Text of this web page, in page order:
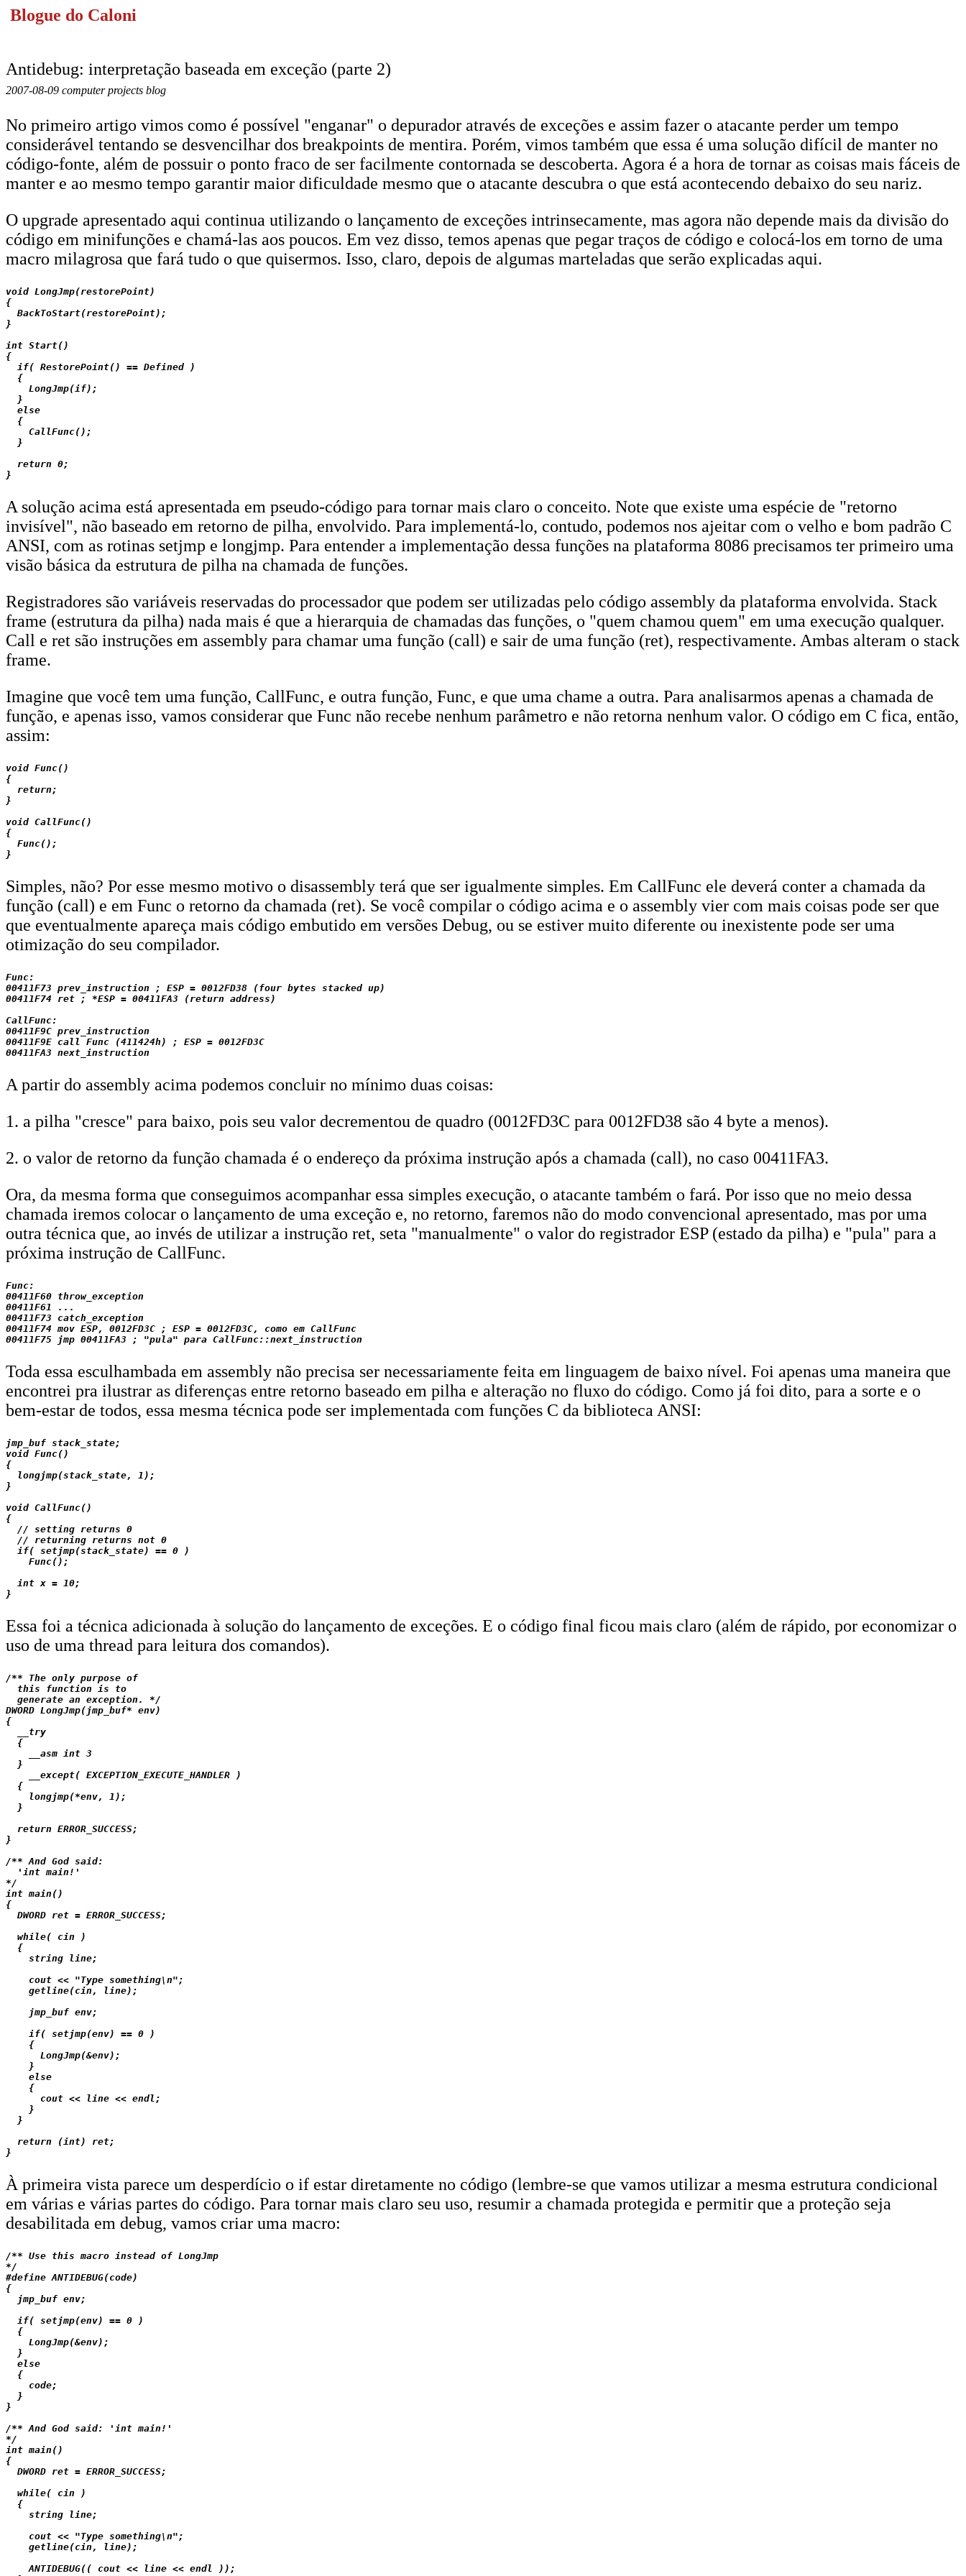
Blogue do Caloni
Antidebug: interpretação baseada em exceção (parte 2)
2007-08-09 computer projects blog
No primeiro artigo vimos como é possível "enganar" o depurador através de exceções e assim fazer o atacante perder um tempo
considerável tentando se desvencilhar dos breakpoints de mentira. Porém, vimos também que essa é uma solução difícil de manter no
código-fonte, além de possuir o ponto fraco de ser facilmente contornada se descoberta. Agora é a hora de tornar as coisas mais fáceis de
manter e ao mesmo tempo garantir maior dificuldade mesmo que o atacante descubra o que está acontecendo debaixo do seu nariz.
O upgrade apresentado aqui continua utilizando o lançamento de exceções intrinsecamente, mas agora não depende mais da divisão do
código em minifunções e chamá-las aos poucos. Em vez disso, temos apenas que pegar traços de código e colocá-los em torno de uma
macro milagrosa que fará tudo o que quisermos. Isso, claro, depois de algumas marteladas que serão explicadas aqui.
void LongJmp(restorePoint)
{
  BackToStart(restorePoint);
}
int Start()
{
  if( RestorePoint() == Defined )
  {
    LongJmp(if);
  }
  else
  {
    CallFunc();
  }
  return 0;
A solução acima está apresentada em pseudo-código para tornar mais claro o conceito. Note que existe uma espécie de "retorno
invisível", não baseado em retorno de pilha, envolvido. Para implementá-lo, contudo, podemos nos ajeitar com o velho e bom padrão C
ANSI, com as rotinas setjmp e longjmp. Para entender a implementação dessa funções na plataforma 8086 precisamos ter primeiro uma
visão básica da estrutura de pilha na chamada de funções.
Registradores são variáveis reservadas do processador que podem ser utilizadas pelo código assembly da plataforma envolvida. Stack
frame (estrutura da pilha) nada mais é que a hierarquia de chamadas das funções, o "quem chamou quem" em uma execução qualquer.
Call e ret são instruções em assembly para chamar uma função (call) e sair de uma função (ret), respectivamente. Ambas alteram o stack
frame.
Imagine que você tem uma função, CallFunc, e outra função, Func, e que uma chame a outra. Para analisarmos apenas a chamada de
função, e apenas isso, vamos considerar que Func não recebe nenhum parâmetro e não retorna nenhum valor. O código em C fica, então,
assim:
void Func()
{
  return;
}
void CallFunc()
{
  Func();
Simples, não? Por esse mesmo motivo o disassembly terá que ser igualmente simples. Em CallFunc ele deverá conter a chamada da
função (call) e em Func o retorno da chamada (ret). Se você compilar o código acima e o assembly vier com mais coisas pode ser que
que eventualmente apareça mais código embutido em versões Debug, ou se estiver muito diferente ou inexistente pode ser uma
otimização do seu compilador.
Func:
00411F73 prev_instruction ; ESP = 0012FD38 (four bytes stacked up)
00411F74 ret ; *ESP = 00411FA3 (return address)
CallFunc:
00411F9C prev_instruction
00411F9E call Func (411424h) ; ESP = 0012FD3C
A partir do assembly acima podemos concluir no mínimo duas coisas:
1. a pilha "cresce" para baixo, pois seu valor decrementou de quadro (0012FD3C para 0012FD38 são 4 byte a menos).
2. o valor de retorno da função chamada é o endereço da próxima instrução após a chamada (call), no caso 00411FA3.
Ora, da mesma forma que conseguimos acompanhar essa simples execução, o atacante também o fará. Por isso que no meio dessa
chamada iremos colocar o lançamento de uma exceção e, no retorno, faremos não do modo convencional apresentado, mas por uma
outra técnica que, ao invés de utilizar a instrução ret, seta "manualmente" o valor do registrador ESP (estado da pilha) e "pula" para a
próxima instrução de CallFunc.
Func:
00411F60 throw_exception
00411F61 ...
00411F73 catch_exception
00411F74 mov ESP, 0012FD3C ; ESP = 0012FD3C, como em CallFunc
Toda essa esculhambada em assembly não precisa ser necessariamente feita em linguagem de baixo nível. Foi apenas uma maneira que
encontrei pra ilustrar as diferenças entre retorno baseado em pilha e alteração no fluxo do código. Como já foi dito, para a sorte e o
bem-estar de todos, essa mesma técnica pode ser implementada com funções C da biblioteca ANSI:
jmp_buf stack_state;
void Func()
{
  longjmp(stack_state, 1);
}
void CallFunc()
{
  // setting returns 0
  // returning returns not 0
  if( setjmp(stack_state) == 0 )
    Func();
  int x = 10;
Essa foi a técnica adicionada à solução do lançamento de exceções. E o código final ficou mais claro (além de rápido, por economizar o
uso de uma thread para leitura dos comandos).
/** The only purpose of
  this function is to
  generate an exception. */
DWORD LongJmp(jmp_buf* env)
{
  __try
  {
    __asm int 3
  }
    __except( EXCEPTION_EXECUTE_HANDLER )
  {
    longjmp(*env, 1);
  }
  return ERROR_SUCCESS;
}
/** And God said:
  'int main!'
*/
int main()
{
  DWORD ret = ERROR_SUCCESS;
  while( cin )
  {
    string line;
    cout << "Type something\n";
    getline(cin, line);
    jmp_buf env;
    if( setjmp(env) == 0 )
    {
      LongJmp(&env);
    }
    else
    {
      cout << line << endl;
    }
  }
  return (int) ret;
À primeira vista parece um desperdício o if estar diretamente no código (lembre-se que vamos utilizar a mesma estrutura condicional
em várias e várias partes do código. Para tornar mais claro seu uso, resumir a chamada protegida e permitir que a proteção seja
desabilitada em debug, vamos criar uma macro:
/** Use this macro instead of LongJmp
*/
#define ANTIDEBUG(code)
{
  jmp_buf env;
  if( setjmp(env) == 0 )
  {
    LongJmp(&env);
  }
  else
  {
    code;
  }
}
/** And God said: 'int main!'
*/
int main()
{
  DWORD ret = ERROR_SUCCESS;
  while( cin )
  {
    string line;
    cout << "Type something\n";
    getline(cin, line);
    ANTIDEBUG(( cout << line << endl ));